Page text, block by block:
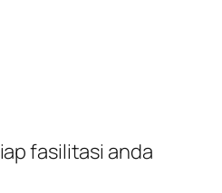
fasilitasi anda